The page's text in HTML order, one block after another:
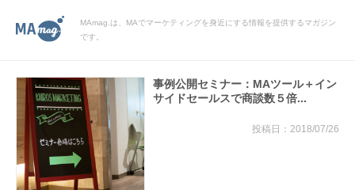
MAmag.は、MAでマーケティングを身近にする情報を提供するマガジン
です。
事例公開セミナー：MAツール＋イン
サイドセールスで商談数５倍...
2018/07/26